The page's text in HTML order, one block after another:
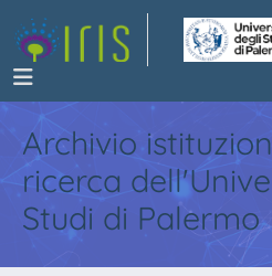
Archivio
ricerca
Studi di Palermo